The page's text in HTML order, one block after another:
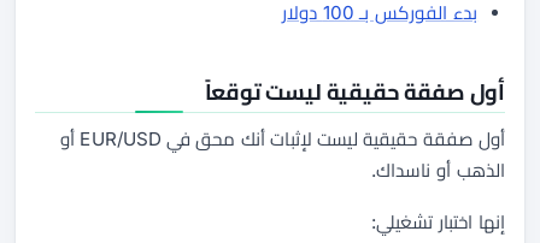
بدء الفوركس بـ 100 دولار
أول صفقة حقيقية ليست توقعاً
أول صفقة حقيقية ليست لإثبات أنك محق في EUR/USD أو
الذهب أو ناسداك.
إنها اختبار تشغيلي: